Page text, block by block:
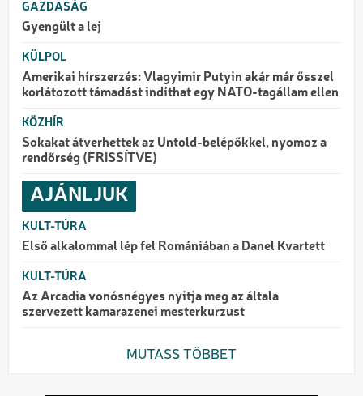
GAZDASÁG
Gyengült a lej
KÜLPOL
Amerikai hírszerzés: Vlagyimir Putyin akár már ősszel
korlátozott támadást indíthat egy NATO-tagállam ellen
KÖZHÍR
Sokakat átverhettek az Untold-belépőkkel, nyomoz a
rendőrség (FRISSÍTVE)
AJÁNLJUK
KULT-TÚRA
Első alkalommal lép fel Romániában a Danel Kvartett
KULT-TÚRA
Az Arcadia vonósnégyes nyitja meg az általa
szervezett kamarazenei mesterkurzust
MUTASS TÖBBET